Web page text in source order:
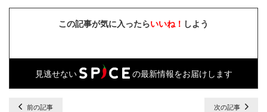
この記事が気に入ったらいいね！ しよう
見逃せない の最新情報をお届けします
前の記事 次の記事